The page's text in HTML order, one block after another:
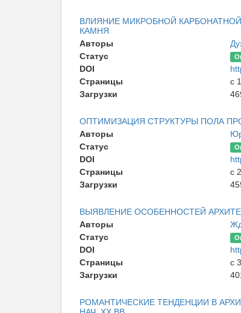
ВЛИЯНИЕ МИКРОБНОЙ
КАМНЯ
Авторы
Статус
DOI
Страницы
с
Загрузки
ОПТИМИЗАЦИЯ СТРУКТУРЫ ПОЛА
Авторы
Статус
DOI
Страницы
с
Загрузки
ВЫЯВЛЕНИЕ ОСОБЕННОСТЕЙ
Авторы
Статус
DOI
Страницы
с
Загрузки
РОМАНТИЧЕСКИЕ ТЕНДЕНЦИИ В